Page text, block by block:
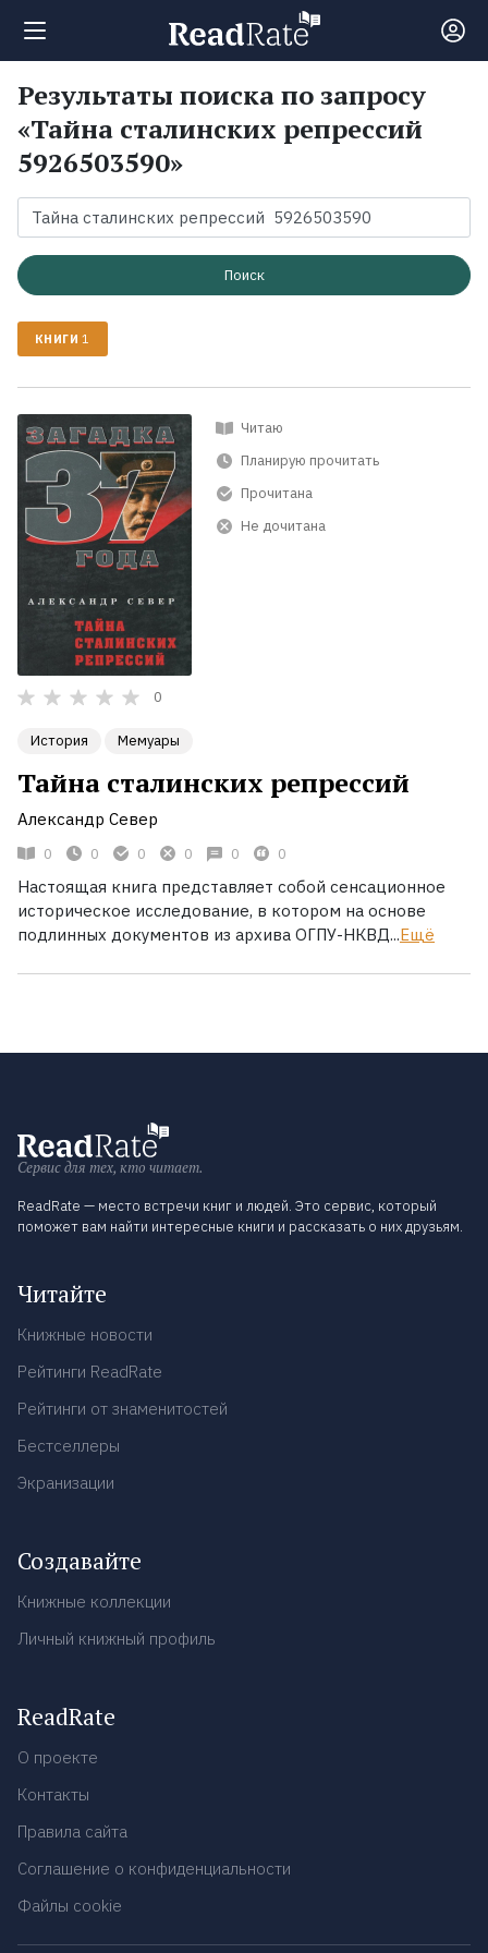
Поиск
Новости
Рейтинги
Экранизации
Коллекции
Результаты поиска по запросу
«Тайна сталинских репрессий
5926503590»
Поиск
КНИГИ 1
Читаю
Планирую прочитать
Прочитана
Не дочитана
0
История Мемуары
Тайна сталинских репрессий
Александр Север
0 0 0 0 0 0
Настоящая книга представляет собой сенсационное
историческое исследование, в котором на основе
подлинных документов из архива ОГПУ-НКВД...Ещё
Сервис для тех, кто читает.
ReadRate — место встречи книг и людей. Это сервис, который
поможет вам найти интересные книги и рассказать о них друзьям.
Читайте
Книжные новости
Рейтинги ReadRate
Рейтинги от знаменитостей
Бестселлеры
Экранизации
Создавайте
Книжные коллекции
Личный книжный профиль
ReadRate
О проекте
Контакты
Правила сайта
Соглашение о конфиденциальности
Файлы cookie